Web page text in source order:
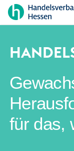
für das,